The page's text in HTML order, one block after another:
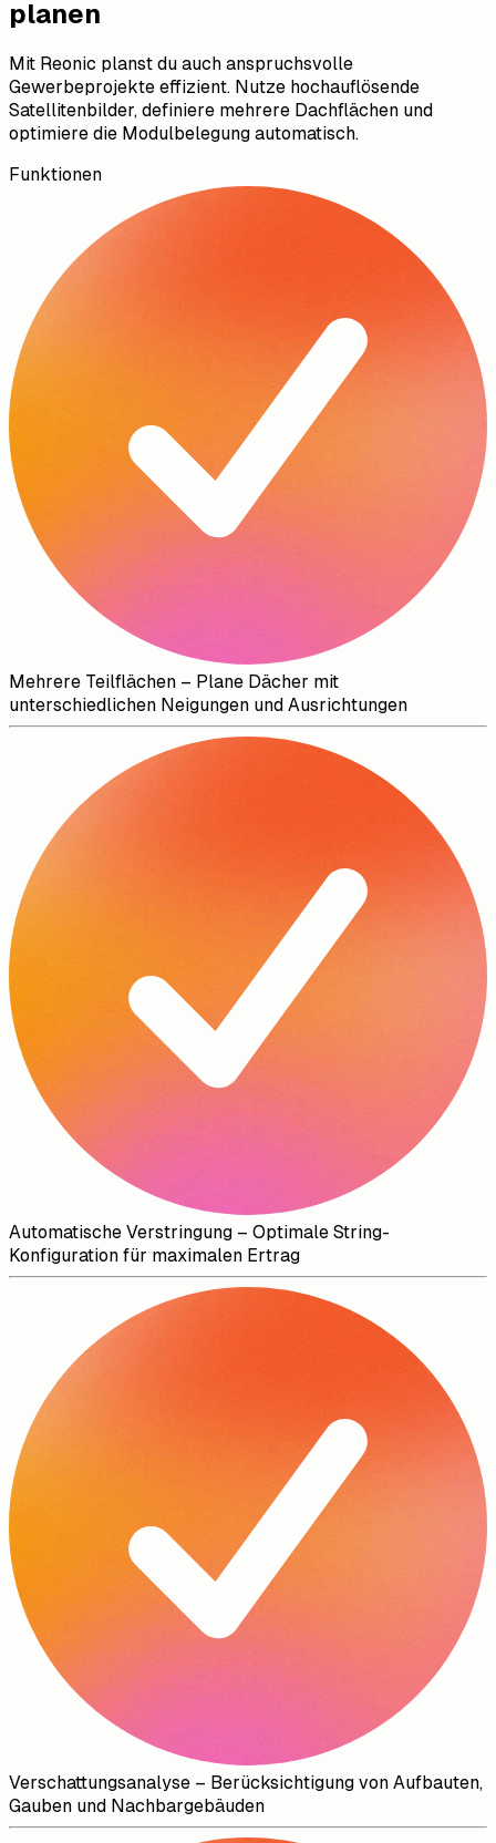
planen
Mit Reonic planst du auch anspruchsvolle
Gewerbeprojekte effizient. Nutze hochauflösende
Satellitenbilder, definiere mehrere Dachflächen und
optimiere die Modulbelegung automatisch.
Funktionen
Mehrere Teilflächen – Plane Dächer mit
unterschiedlichen Neigungen und Ausrichtungen
Automatische Verstringung – Optimale String-
Konfiguration für maximalen Ertrag
Verschattungsanalyse – Berücksichtigung von Aufbauten,
Gauben und Nachbargebäuden